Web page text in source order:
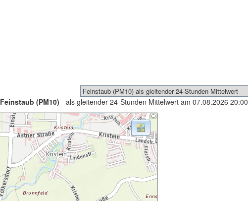
Feinstaub (PM10) - als gleitender 24-Stunden Mittelwert am 07.08.2026 20:00